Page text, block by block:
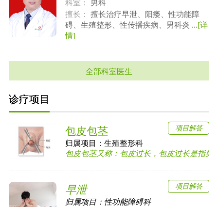
科室：
男科
擅长：
擅长治疗早泄、阳痿、性功能障
碍、生殖整形、性传播疾病、男科炎 ...[详
情]
全部科室医生
诊疗项目
包皮包茎
归属项目：生殖整形科
包皮包茎又称：包皮过长，包皮过长是指男
项目解答
早泄
归属项目： 性功能障碍科
项目解答